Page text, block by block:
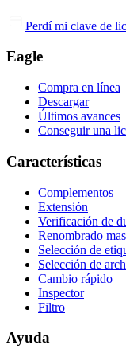
Perdí mi clave de
Eagle
Compra en línea
Descargar
Últimos avances
Conseguir una
Características
Complementos
Extensión
Verificación de
Renombrado
Selección de
Selección de
Cambio rápido
Inspector
Filtro
Ayuda